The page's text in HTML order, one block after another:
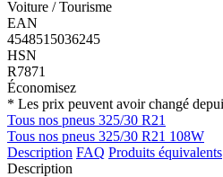
Voiture / Tourisme
EAN
4548515036245
HSN
R7871
Économisez
* Les prix peuvent avoir changé
Tous nos pneus 325/30 R21
Tous nos pneus 325/30 R21 108W
Description FAQ Produits équivalents
Description